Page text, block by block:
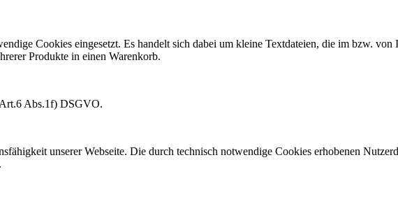
Cookies eingesetzt. Es handelt sich dabei um kleine Textdateien, die im bzw.
Produkte in einen Warenkorb.
Abs.1f) DSGVO.
unserer Webseite. Die durch technisch notwendige Cookies erhobenen